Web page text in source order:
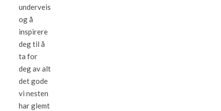
underveis
og å
inspirere
deg til å
ta for
deg av alt
det gode
vi nesten
har glemt